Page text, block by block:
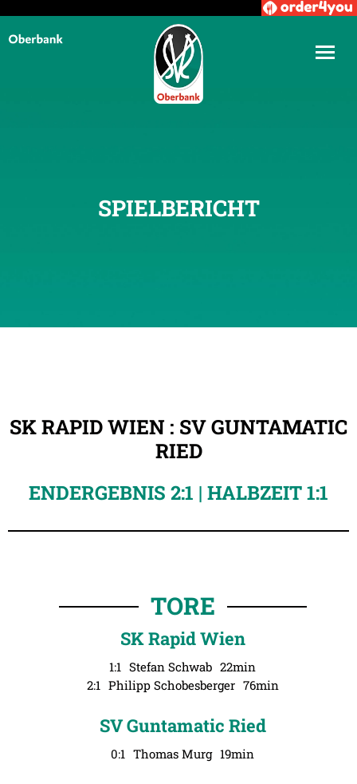
SPIELBERICHT
SK RAPID WIEN : SV GUNTAMATIC
RIED
ENDERGEBNIS 2:1 | HALBZEIT 1:1
TORE
SK Rapid Wien
1:1 Stefan Schwab 22min
2:1 Philipp Schobesberger 76min
SV Guntamatic Ried
0:1 Thomas Murg 19min